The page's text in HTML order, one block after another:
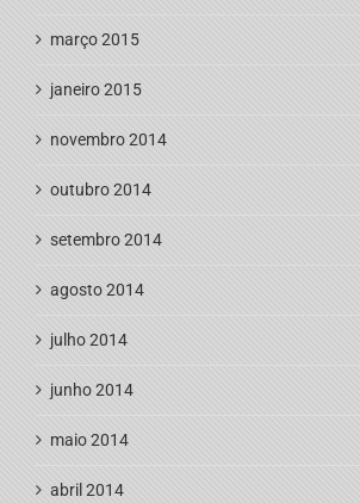
março 2015
janeiro 2015
novembro 2014
outubro 2014
setembro 2014
agosto 2014
julho 2014
junho 2014
maio 2014
abril 2014